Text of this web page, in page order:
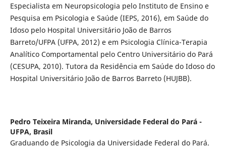
Especialista em Neuropsicologia pelo Instituto de Ensino e
Pesquisa em Psicologia e Saúde (IEPS, 2016), em Saúde do
Idoso pelo Hospital Universitário João de Barros
Barreto/UFPA (UFPA, 2012) e em Psicologia Clínica-Terapia
Analítico Comportamental pelo Centro Universitário do Pará
(CESUPA, 2010). Tutora da Residência em Saúde do Idoso do
Hospital Universitário João de Barros Barreto (HUJBB).
Pedro Teixeira Miranda, Universidade Federal do Pará -
UFPA, Brasil
Graduando de Psicologia da Universidade Federal do Pará.